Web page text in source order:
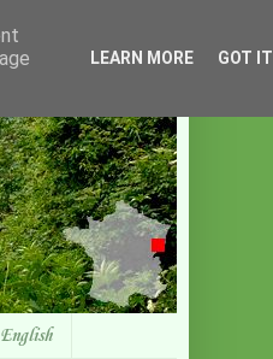
English
LEARN MORE GOT IT